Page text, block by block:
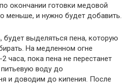
окончании готовки медовой
меньше, и нужно будет добавить.
будет выделяться пена, которую
На медленном огне
часа, пока пена не перестанет
воду до
и доводим до кипения. После